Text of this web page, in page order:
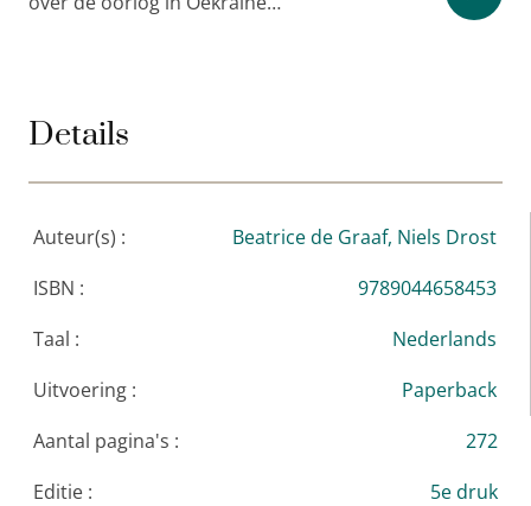
Details
Auteur(s) : Beatrice de Graaf, Niels Drost
ISBN :
9789044658453
Taal :
Nederlands
Uitvoering :
Paperback
Aantal pagina's :
272
Editie :
5e druk